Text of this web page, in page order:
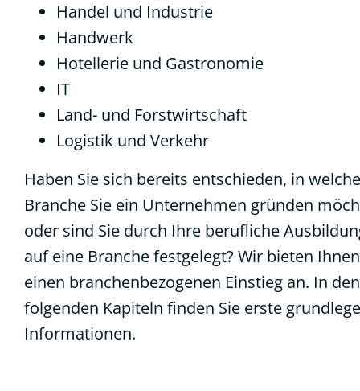
Handel und Industrie
Handwerk
Hotellerie und Gastronomie
IT
Land- und Forstwirtschaft
Logistik und Verkehr
Haben Sie sich bereits entschieden, in
Branche Sie ein Unternehmen gründen
oder sind Sie durch Ihre berufliche
auf eine Branche festgelegt? Wir bieten Ihnen
einen branchenbezogenen Einstieg an. In den
folgenden Kapiteln finden Sie erste
Informationen.